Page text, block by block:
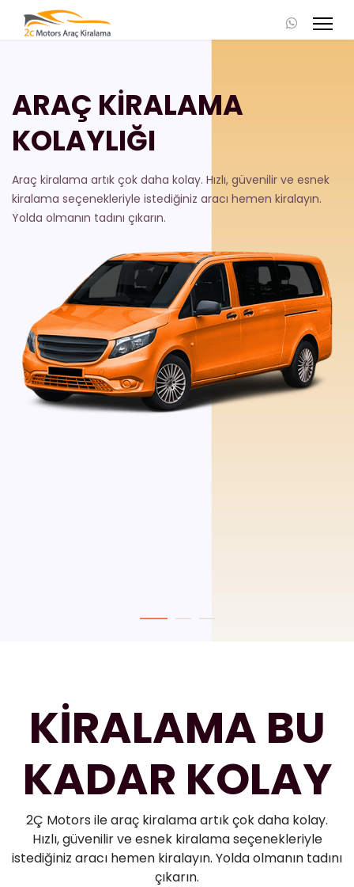
ARAÇ KİRALAMA
KOLAYLIĞI
Araç kiralama artık çok daha kolay. Hızlı, güvenilir ve esnek
kiralama seçenekleriyle istediğiniz aracı hemen kiralayın.
Yolda olmanın tadını çıkarın.
KİRALAMA BU
KADAR KOLAY
2Ç Motors ile araç kiralama artık çok daha kolay.
Hızlı, güvenilir ve esnek kiralama seçenekleriyle
istediğiniz aracı hemen kiralayın. Yolda olmanın tadını
çıkarın.